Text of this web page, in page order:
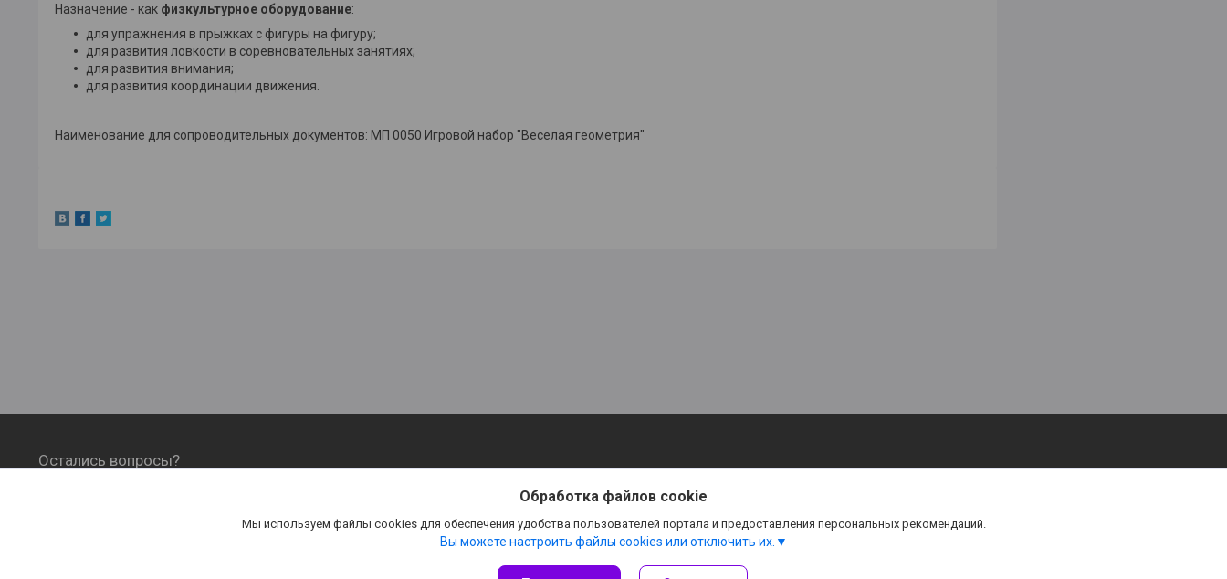
Назначение - как физкультурное оборудование:
для упражнения в прыжках с фигуры на фигуру;
для развития ловкости в соревновательных занятиях;
для развития внимания;
для развития координации движения.
Наименование для сопроводительных документов: МП 0050 Игровой набор "Веселая геометрия"
Остались вопросы?
Обработка файлов cookie
Мы используем файлы cookies для обеспечения удобства пользователей портала и предоставления персональных рекомендаций.
Вы можете настроить файлы cookies или отключить их.